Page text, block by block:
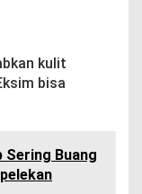
kulit
bisa
Sering Buang